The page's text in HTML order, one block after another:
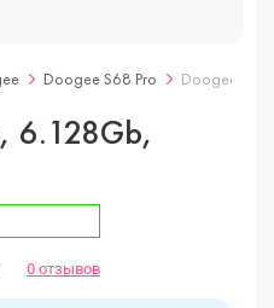
Doogee S68 Pro Doogee S68
6.128Gb,
0 отзывов